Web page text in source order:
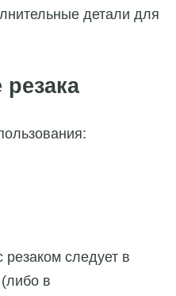
детали для
следует в
в